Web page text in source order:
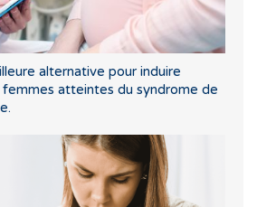
alternative pour induire
atteintes du syndrome de